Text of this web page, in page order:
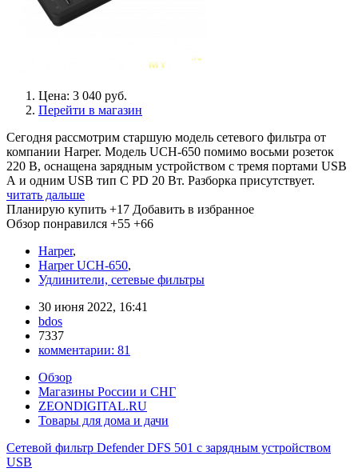
Цена: 3 040 руб.
Перейти в магазин
Сегодня рассмотрим старшую модель сетевого фильтра от
компании Harper. Модель UCH-650 помимо восьми розеток
220 В, оснащена зарядным устройством с тремя портами USB
А и одним USB тип С PD 20 Вт. Разборка присутствует.
читать дальше
Планирую купить +17 Добавить в избранное
Обзор понравился +55 +66
Harper,
Harper UCH-650,
Удлинители, сетевые фильтры
30 июня 2022, 16:41
bdos
7337
комментарии: 81
Обзор
Магазины России и СНГ
ZEONDIGITAL.RU
Товары для дома и дачи
Сетевой фильтр Defender DFS 501 с зарядным устройством
USB